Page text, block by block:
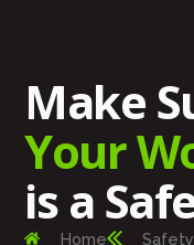
Make
Your
is a
Home